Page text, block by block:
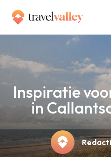
Inspiratie
in